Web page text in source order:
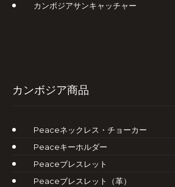
カンボジアサンキャッチャー
カンボジア商品
Peaceネックレス・チョーカー
Peaceキーホルダー
Peaceブレスレット
Peaceブレスレット（革）